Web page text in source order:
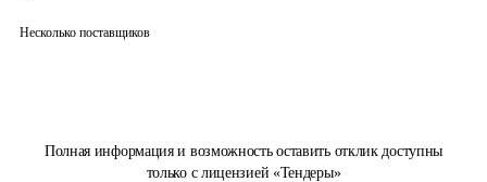
Полная информация и возможность оставить отклик доступны
только с лицензией «Тендеры»
Несколько поставщиков